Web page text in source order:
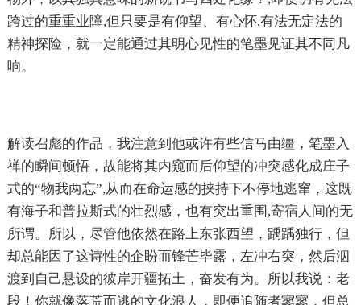
跨过的重重业障,但只要是有仰望、有心怀,有法无定法的
精神探险，就一定能通过其明心见性的笔墨见证其不同凡
响。
解读召彪的作品，我注意到他或许有些信马由缰，笔墨入
禅的瞬间顿悟，故能将其内窥而后仰望的冲突感化成庄子
式的“物我两忘”,从而在命运感的挟持下不停地逃窜，这既
有海子和普拉斯式的壮烈感，也有突出重围,寄宿人间的无
所谓。所以，尽管他依然在路上东张西望，踽踽独行，但
却总能因了这诗性的企盼而锋芒毕露，左冲右突，然后泅
渡到自己悬设的彼岸开疆拓土，奋发有为。所以我说：老
段！你就像落荒而逃的文化浪人，即便追随者寥寥，但总